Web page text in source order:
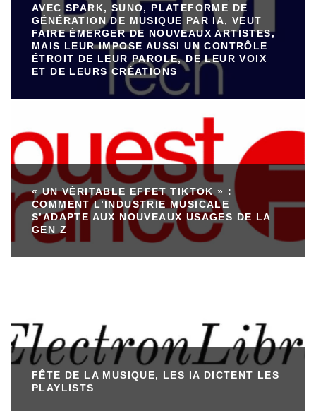
AVEC SPARK, SUNO, PLATEFORME DE
GÉNÉRATION DE MUSIQUE PAR IA, VEUT
FAIRE ÉMERGER DE NOUVEAUX ARTISTES,
MAIS LEUR IMPOSE AUSSI UN CONTRÔLE
ÉTROIT DE LEUR PAROLE, DE LEUR VOIX
ET DE LEURS CRÉATIONS
« UN VÉRITABLE EFFET TIKTOK » :
COMMENT L’INDUSTRIE MUSICALE
S’ADAPTE AUX NOUVEAUX USAGES DE LA
GEN Z
FÊTE DE LA MUSIQUE, LES IA DICTENT LES
PLAYLISTS